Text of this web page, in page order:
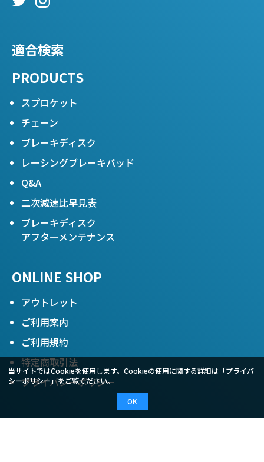
適合検索
PRODUCTS
スプロケット
チェーン
ブレーキディスク
レーシングブレーキパッド
Q&A
二次減速比早見表
ブレーキディスク
アフターメンテナンス
ONLINE SHOP
アウトレット
ご利用案内
ご利用規約
特定商取引法
プライバシーポリシー
COMPANY
当サイトではCookieを使用します。Cookieの使用に関する詳細は「プライバ
シーポリシー」をご覧ください。
OK